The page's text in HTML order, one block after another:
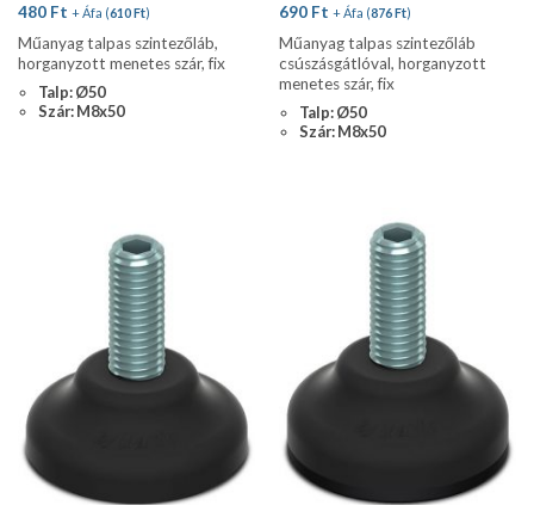
480 Ft + Áfa (610Ft)
Műanyag talpas szintezőláb,
horganyzott menetes szár, fix
Talp: Ø50
Szár: M8x50
690 Ft + Áfa (876Ft)
Műanyag talpas szintezőláb
csúszásgátlóval, horganyzott
menetes szár, fix
Talp: Ø50
Szár: M8x50